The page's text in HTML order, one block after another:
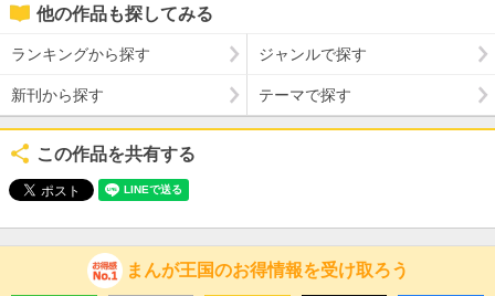
他の作品も探してみる
ランキングから探す ジャンルで探す
新刊から探す テーマで探す
この作品を共有する
まんが王国のお得情報を受け取ろう